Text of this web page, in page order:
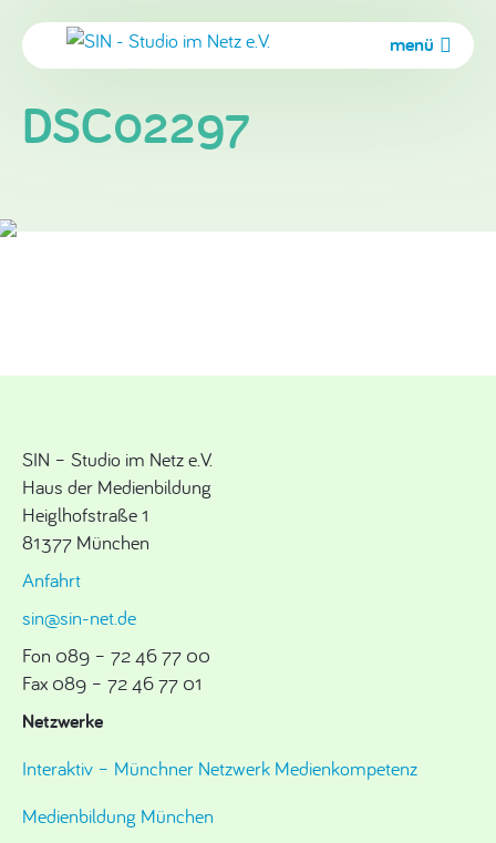
menü
DSC02297
SIN – Studio im Netz e.V.
Haus der Medienbildung
Heiglhofstraße 1
81377 München
Anfahrt
sin@sin-net.de
Fon 089 – 72 46 77 00
Fax 089 – 72 46 77 01
Netzwerke
Interaktiv – Münchner Netzwerk Medienkompetenz
Medienbildung München